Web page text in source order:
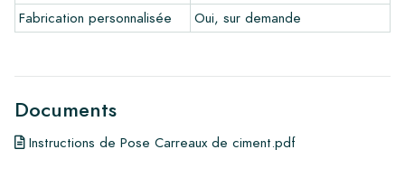
Fabrication personnalisée Oui, sur demande
Documents
Instructions de Pose Carreaux de ciment.pdf